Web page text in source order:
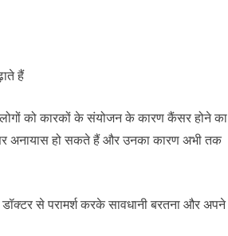
हैं
को कारकों के संयोजन के कारण कैंसर होने का
अनायास हो सकते हैं और उनका कारण अभी तक
से परामर्श करके सावधानी बरतना और अपने